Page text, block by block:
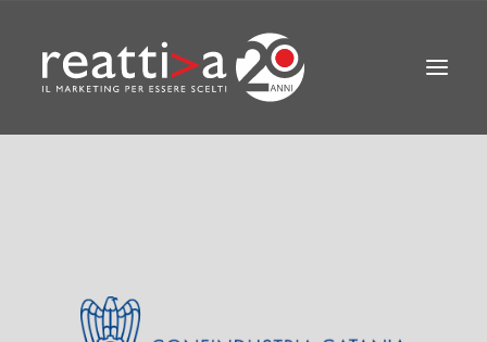
CHI SIAMO
AREE
METODO